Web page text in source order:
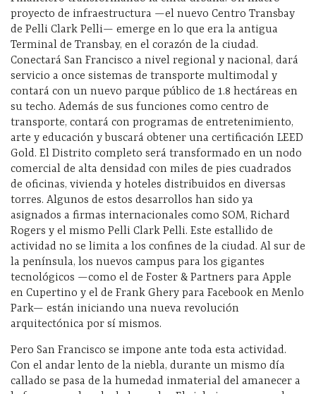
proyecto de infraestructura —el nuevo Centro Transbay
de Pelli Clark Pelli— emerge en lo que era la antigua
Terminal de Transbay, en el corazón de la ciudad.
Conectará San Francisco a nivel regional y nacional, dará
servicio a once sistemas de transporte multimodal y
contará con un nuevo parque público de 1.8 hectáreas en
su techo. Además de sus funciones como centro de
transporte, contará con programas de entretenimiento,
arte y educación y buscará obtener una certificación LEED
Gold. El Distrito completo será transformado en un nodo
comercial de alta densidad con miles de pies cuadrados
de oficinas, vivienda y hoteles distribuidos en diversas
torres. Algunos de estos desarrollos han sido ya
asignados a firmas internacionales como SOM, Richard
Rogers y el mismo Pelli Clark Pelli. Este estallido de
actividad no se limita a los confines de la ciudad. Al sur de
la península, los nuevos campus para los gigantes
tecnológicos —como el de Foster & Partners para Apple
en Cupertino y el de Frank Ghery para Facebook en Menlo
Park— están iniciando una nueva revolución
arquitectónica por sí mismos.
Pero San Francisco se impone ante toda esta actividad.
Con el andar lento de la niebla, durante un mismo día
callado se pasa de la humedad inmaterial del amanecer a